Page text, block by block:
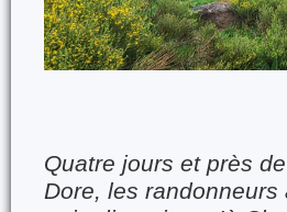
Quatre jours et près
Dore, les